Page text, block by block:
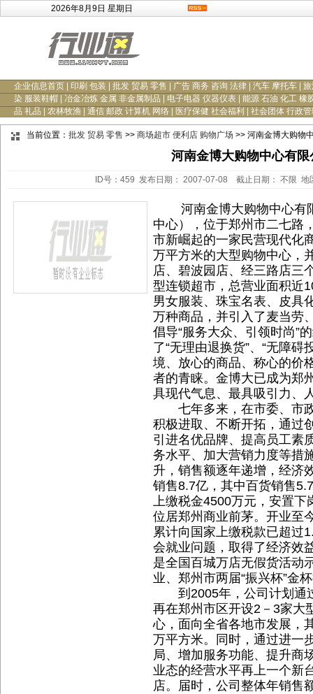
2026年8月9日 星期日
企业信息首页 印刷 包装 批发 贸易 零售 广告 商务 咨询 法律 汽车 摩托车
旅
染 服装鞋帽
冶金冶炼 金属 非金属制品 电子电器 仪器仪表
能源 石油 化工 橡
品 礼品
农林牧渔 通信 邮政 计算机 网络 医疗保健 社会福利 社会团体 行政
当前位置： 批发 贸易 零售 >> 商场超市 便利店 购物广场 >> 河南金博大购物
河南金博大购物中心有限
ID号：459 发布日期： 2007-07-08 截止日期： 不限 地
河南金博大购物中心有
中心），位于郑州市二七路
市新崛起的一家民营现代化
万平方米的大型购物中心，
店、碧波园店、经三路店三
型连锁超市，总营业面积近
男女服装、珠宝名表、皮具
万种商品，并引入了麦当劳
倡导“服务大众、引领时尚”
了“无理由退换货”、“无障
境、放心的商品、称心的价
者的青睐。金博大已成为郑
具现代气息、最具吸引力、
七年多来，在市委、市政
积极进取、不断开拓，通过
引进名优品牌、提高员工素
务水平、加大营销力度等措
升，销售额逐年递增，经济
销售8.7亿，其中百货销售
上缴税金4500万元，安置下
位居郑州商业前茅。开业至
累计向国家上缴税款已超过
会就业问题，取得了经济效
是全国百城万店无假货活动
业、郑州市两届“振兴杯”金
到2005年，公司计划通
再在郑州市区开设2－3家大
心，面向全省各地市发展，
万平方米。同时，通过进一
局、增加服务功能、提升商
业态的经营水平再上一个新
店。届时，公司整体年销售